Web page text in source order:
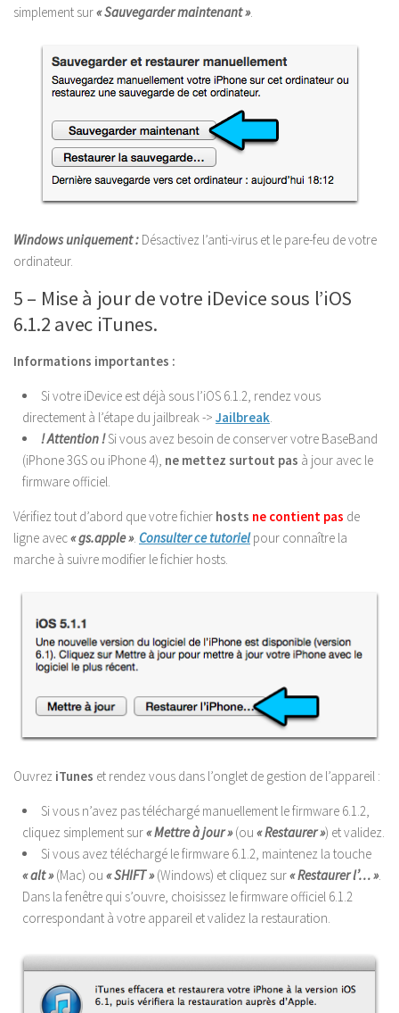
simplement sur« Sauvegarder maintenant ».
Windows uniquement : Désactivez l’anti-virus et le pare-feu de votre
ordinateur.
5 – Mise à jour de votre iDevice sous l’iOS
6.1.2 avec iTunes.
Informations importantes :
Si votre iDevice est déjà sous l’iOS 6.1.2, rendez vous
directement à l’étape du jailbreak -> Jailbreak.
! Attention !Si vous avez besoin de conserver votre BaseBand
(iPhone 3GS ou iPhone 4), ne mettez surtout pas à jour avec le
firmware officiel.
Vérifiez tout d’abord que votre fichier hosts ne contient pas de
ligne avec« gs.apple ». Consulter ce tutorielpour connaître la
marche à suivre modifier le fichier hosts.
Ouvrez iTunes et rendez vous dans l’onglet de gestion de l’appareil :
Si vous n’avez pas téléchargé manuellement le firmware 6.1.2,
cliquez simplement sur« Mettre à jour »(ou « Restaurer ») et validez.
Si vous avez téléchargé le firmware 6.1.2, maintenez la touche
« alt » (Mac) ou « SHIFT » (Windows) et cliquez sur« Restaurer l’… ».
Dans la fenêtre qui s’ouvre, choisissez le firmware officiel 6.1.2
correspondant à votre appareil et validez la restauration.